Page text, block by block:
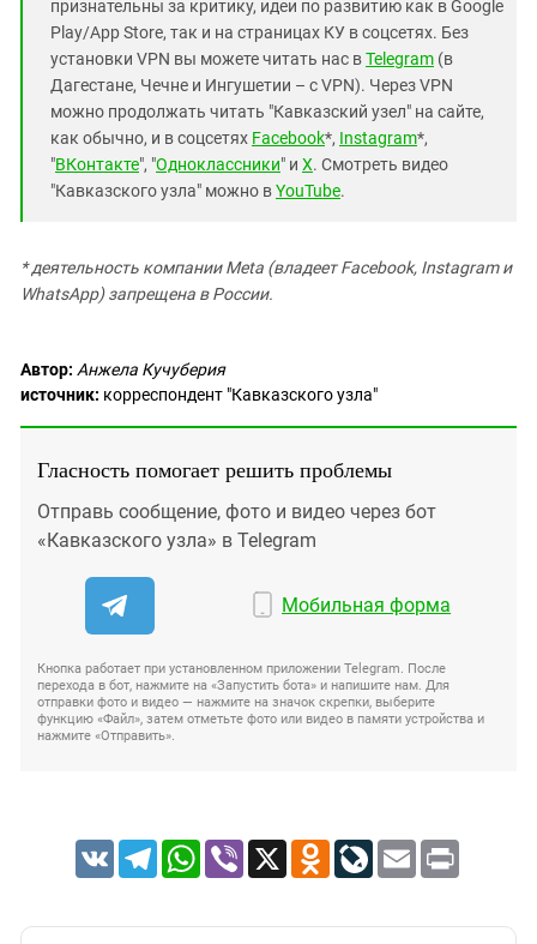
признательны за критику, идеи по развитию как в Google
Play/App Store, так и на страницах КУ в соцсетях. Без
установки VPN вы можете читать нас вTelegram (в
Дагестане, Чечне и Ингушетии – с VPN). Через VPN
можно продолжать читать "Кавказский узел" на сайте,
как обычно, и в соцсетях Facebook*, Instagram*,
"ВКонтакте", "Одноклассники" и X. Смотреть видео
"Кавказского узла" можно вYouTube.
* деятельность компании Meta (владеет Facebook, Instagram и
WhatsApp) запрещена в России.
Автор: Анжела Кучуберия
источник: корреспондент "Кавказского узла"
Гласность помогает решить проблемы
Отправь сообщение, фото и видео через бот
«Кавказского узла» в Telegram
Мобильная форма
Кнопка работает при установленном приложении Telegram. После
перехода в бот, нажмите на «Запустить бота» и напишите нам. Для
отправки фото и видео — нажмите на значок скрепки, выберите
функцию «Файл», затем отметьте фото или видео в памяти устройства и
нажмите «Отправить».
VK TelegramWhatsApp
Viber X Odnoklassniki
LiveJournal
Email Print